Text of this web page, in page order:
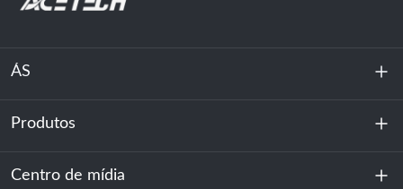
ÁS
Sobre nós
Sustentabilidade
Produtos
Armazenamento de energia
Centro de mídia